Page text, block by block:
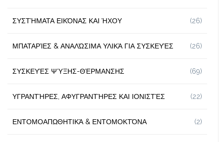
ΣΥΣΤΉΜΑΤΑ ΕΙΚΌΝΑΣ ΚΑΙ ΉΧΟΥ (26)
ΜΠΑΤΑΡΊΕΣ & ΑΝΑΛΏΣΙΜΑ ΥΛΙΚΆ ΓΙΑ ΣΥΣΚΕΥΈΣ (26)
ΣΥΣΚΕΥΈΣ ΨΎΞΗΣ-ΘΈΡΜΑΝΣΗΣ (69)
ΥΓΡΑΝΤΉΡΕΣ, ΑΦΥΓΡΑΝΤΉΡΕΣ ΚΑΙ ΙΟΝΙΣΤΈΣ (22)
ΕΝΤΟΜΟΑΠΩΘΗΤΙΚΆ & ΕΝΤΟΜΟΚΤΌΝΑ (2)